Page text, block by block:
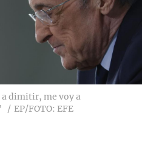
dimitir, me voy a
EP/FOTO: EFE